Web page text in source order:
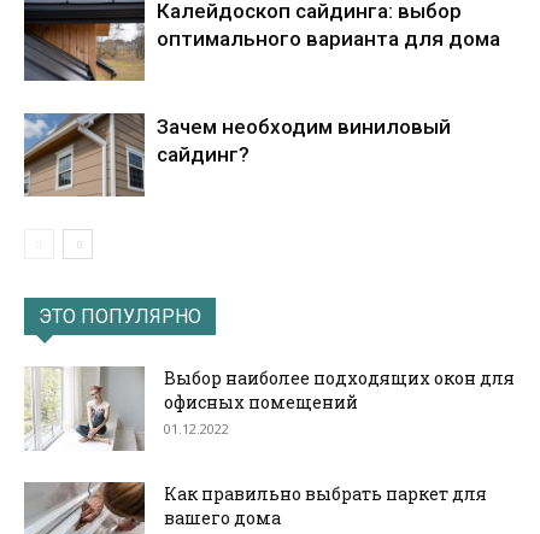
Калейдоскоп сайдинга: выбор
оптимального варианта для дома
Зачем необходим виниловый
сайдинг?
ЭТО ПОПУЛЯРНО
Выбор наиболее подходящих окон для
офисных помещений
01.12.2022
Как правильно выбрать паркет для
вашего дома